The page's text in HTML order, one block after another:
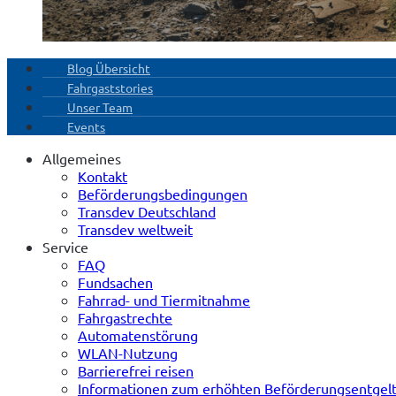
Blog Übersicht
Fahrgaststories
Unser Team
Events
Allgemeines
Kontakt
Beförderungsbedingungen
Transdev Deutschland
Transdev weltweit
Service
FAQ
Fundsachen
Fahrrad- und Tiermitnahme
Fahrgastrechte
Automatenstörung
WLAN-Nutzung
Barrierefrei reisen
Informationen zum erhöhten Beförderungsentgelt